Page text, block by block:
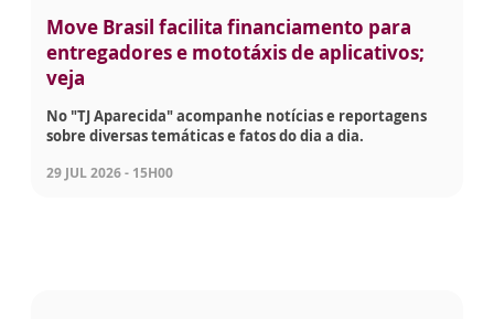
Move Brasil facilita financiamento para
entregadores e mototáxis de aplicativos;
veja
No "TJ Aparecida" acompanhe notícias e reportagens
sobre diversas temáticas e fatos do dia a dia.
29 JUL 2026 - 15H00